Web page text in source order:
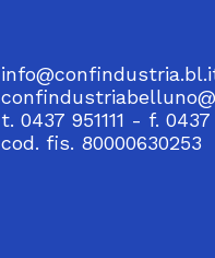
t. 0437 951111 - f.
cod. fis. 80000630253